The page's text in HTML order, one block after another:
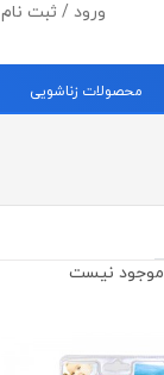
ورود / ثبت نام
محصولات زناشویی
موجود نیست